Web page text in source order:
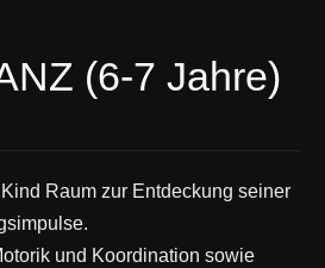
(6-7 Jahre)
Raum zur Entdeckung seiner
und Koordination sowie